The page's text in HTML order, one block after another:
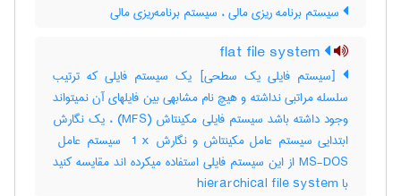
سیستم برنامه ریزی مالی ، سیستم برنامه‌ریزی مالی
[سیستم فایلی یک سطحی] یک سیستم فایلی که ترتیب
سلسله مراتبی نداشته و هیچ نام مشابهی بین فایلهای آن نمیتواند
وجود داشته باشد سیستم فایلی مکینتاش (‎MFS) ، یک نگارش
MS-DOS از این سیستم فایلی استفاده میکرده اند مقایسه کنید
با ‎ hierarchical file system